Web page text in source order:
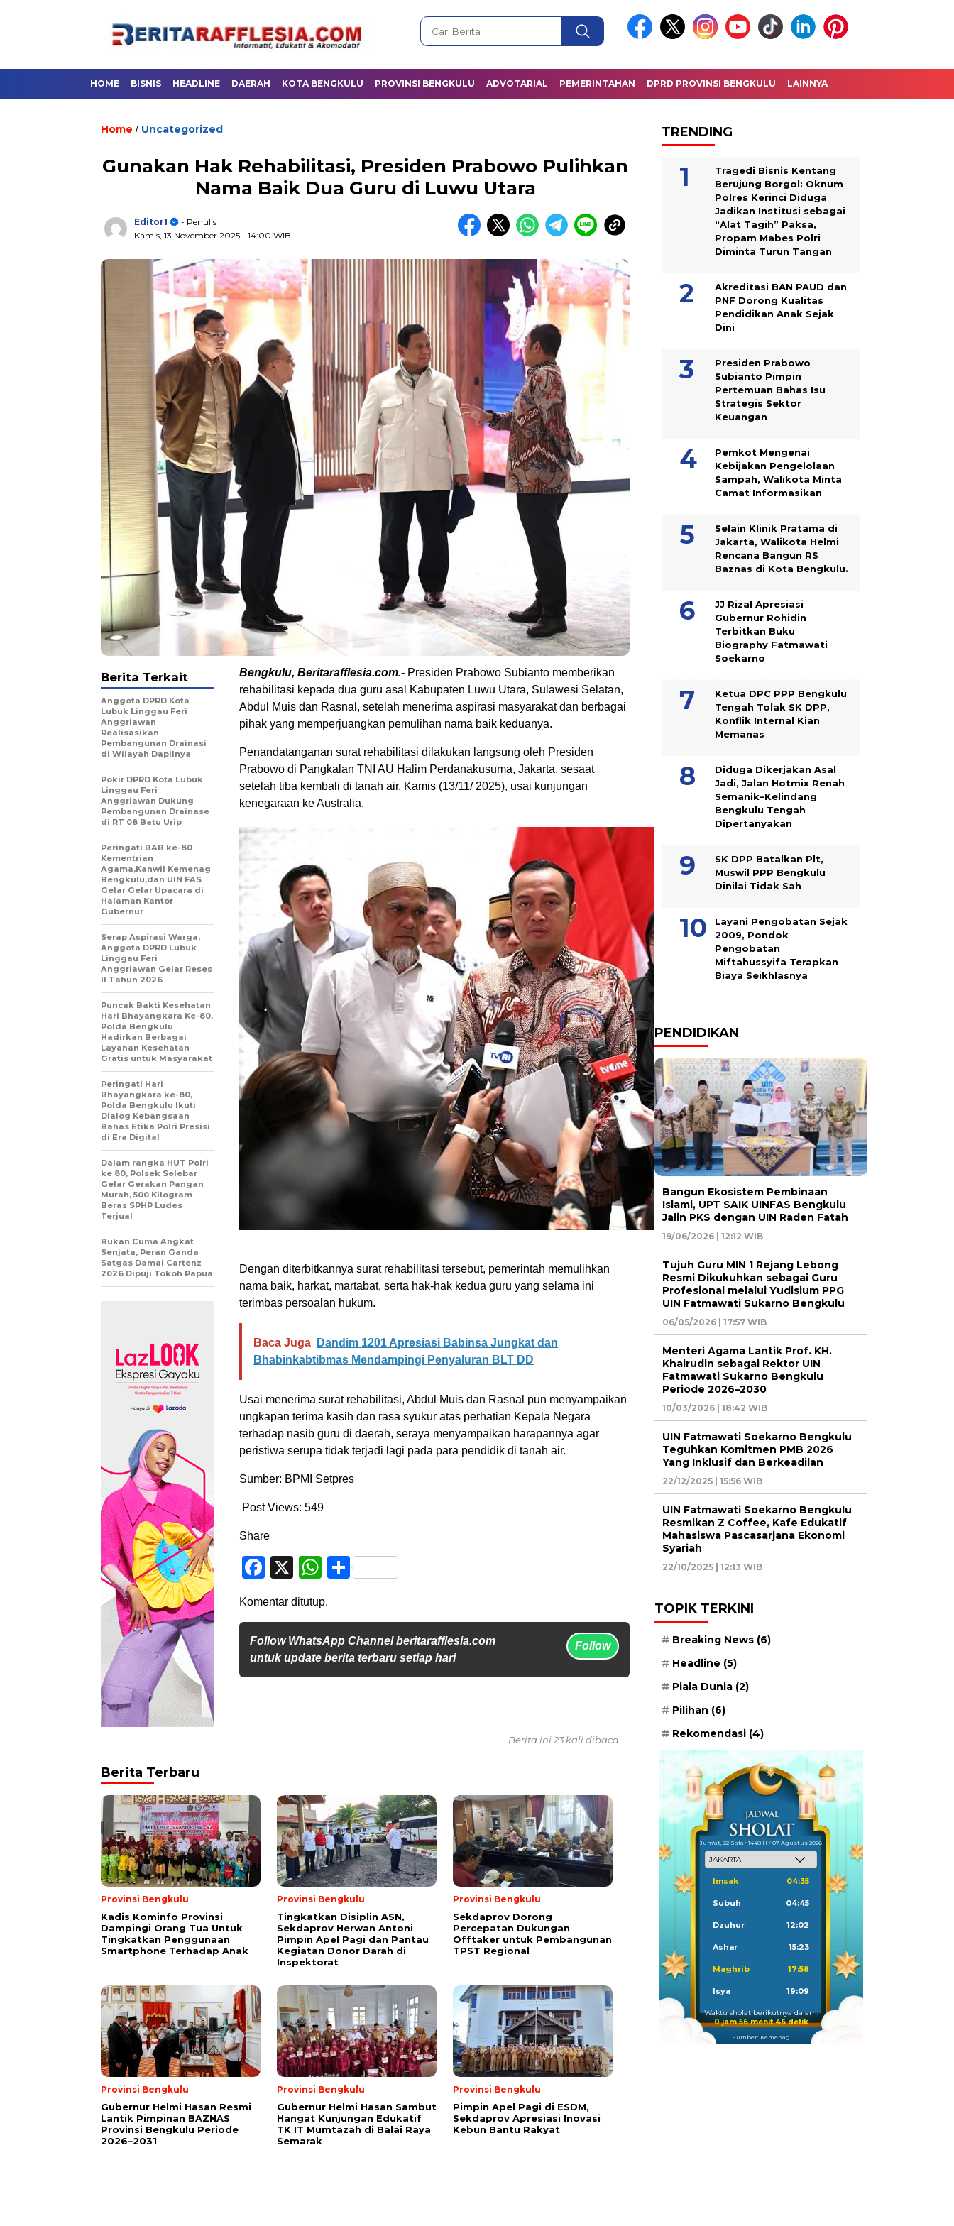
HOME BISNIS HEADLINE DAERAH KOTA BENGKULU PROVINSI BENGKULU ADVOTARIAL PEMERINTAHAN DPRD PROVINSI BENGKULU LAINNYA
Home / Uncategorized
Gunakan Hak Rehabilitasi, Presiden Prabowo Pulihkan
Nama Baik Dua Guru di Luwu Utara
Editor1
- Penulis
Kamis, 13 November 2025 - 14:00 WIB
Bengkulu, Beritarafflesia.com.- Presiden Prabowo Subianto memberikan
rehabilitasi kepada dua guru asal Kabupaten Luwu Utara, Sulawesi Selatan,
Abdul Muis dan Rasnal, setelah menerima aspirasi masyarakat dan berbagai
pihak yang memperjuangkan pemulihan nama baik keduanya.
Penandatanganan surat rehabilitasi dilakukan langsung oleh Presiden
Prabowo di Pangkalan TNI AU Halim Perdanakusuma, Jakarta, sesaat
setelah tiba kembali di tanah air, Kamis (13/11/ 2025), usai kunjungan
kenegaraan ke Australia.
Dengan diterbitkannya surat rehabilitasi tersebut, pemerintah memulihkan
nama baik, harkat, martabat, serta hak-hak kedua guru yang selama ini
terimbas persoalan hukum.
Baca Juga
Dandim 1201 Apresiasi Babinsa Jungkat dan
Bhabinkabtibmas Mendampingi Penyaluran BLT DD
Usai menerima surat rehabilitasi, Abdul Muis dan Rasnal pun menyampaikan
ungkapan terima kasih dan rasa syukur atas perhatian Kepala Negara
terhadap nasib guru di daerah, seraya menyampaikan harapannya agar
peristiwa serupa tidak terjadi lagi pada para pendidik di tanah air.
Sumber: BPMI Setpres
Post Views: 549
Share
Facebook
X WhatsApp
Share
Komentar ditutup.
Follow WhatsApp Channel beritarafflesia.com
untuk update berita terbaru setiap hari
Follow
Berita Terkait
Anggota DPRD Kota
Lubuk Linggau Feri
Anggriawan
Realisasikan
Pembangunan Drainasi
di Wilayah Dapilnya
Pokir DPRD Kota Lubuk
Linggau Feri
Anggriawan Dukung
Pembangunan Drainase
di RT 08 Batu Urip
Peringati BAB ke-80
Kementrian
Agama,Kanwil Kemenag
Bengkulu,dan UIN FAS
Gelar Gelar Upacara di
Halaman Kantor
Gubernur
Serap Aspirasi Warga,
Anggota DPRD Lubuk
Linggau Feri
Anggriawan Gelar Reses
II Tahun 2026
Puncak Bakti Kesehatan
Hari Bhayangkara Ke-80,
Polda Bengkulu
Hadirkan Berbagai
Layanan Kesehatan
Gratis untuk Masyarakat
Peringati Hari
Bhayangkara ke-80,
Polda Bengkulu Ikuti
Dialog Kebangsaan
Bahas Etika Polri Presisi
di Era Digital
Dalam rangka HUT Polri
ke 80, Polsek Selebar
Gelar Gerakan Pangan
Murah, 500 Kilogram
Beras SPHP Ludes
Terjual
Bukan Cuma Angkat
Senjata, Peran Ganda
Satgas Damai Cartenz
2026 Dipuji Tokoh Papua
Berita ini 23 kali dibaca
Berita Terbaru
Provinsi Bengkulu
Kadis Kominfo Provinsi
Dampingi Orang Tua Untuk
Tingkatkan Penggunaan
Smartphone Terhadap Anak
Provinsi Bengkulu
Tingkatkan Disiplin ASN,
Sekdaprov Herwan Antoni
Pimpin Apel Pagi dan Pantau
Kegiatan Donor Darah di
Inspektorat
Provinsi Bengkulu
Sekdaprov Dorong
Percepatan Dukungan
Offtaker untuk Pembangunan
TPST Regional
Provinsi Bengkulu
Gubernur Helmi Hasan Resmi
Lantik Pimpinan BAZNAS
Provinsi Bengkulu Periode
2026–2031
Provinsi Bengkulu
Gubernur Helmi Hasan Sambut
Hangat Kunjungan Edukatif
TK IT Mumtazah di Balai Raya
Semarak
Provinsi Bengkulu
Pimpin Apel Pagi di ESDM,
Sekdaprov Apresiasi Inovasi
Kebun Bantu Rakyat
TRENDING
Tragedi Bisnis Kentang
Berujung Borgol: Oknum
Polres Kerinci Diduga
Jadikan Institusi sebagai
“Alat Tagih” Paksa,
Propam Mabes Polri
Diminta Turun Tangan
Akreditasi BAN PAUD dan
PNF Dorong Kualitas
Pendidikan Anak Sejak
Dini
Presiden Prabowo
Subianto Pimpin
Pertemuan Bahas Isu
Strategis Sektor
Keuangan
Pemkot Mengenai
Kebijakan Pengelolaan
Sampah, Walikota Minta
Camat Informasikan
Selain Klinik Pratama di
Jakarta, Walikota Helmi
Rencana Bangun RS
Baznas di Kota Bengkulu.
JJ Rizal Apresiasi
Gubernur Rohidin
Terbitkan Buku
Biography Fatmawati
Soekarno
Ketua DPC PPP Bengkulu
Tengah Tolak SK DPP,
Konflik Internal Kian
Memanas
Diduga Dikerjakan Asal
Jadi, Jalan Hotmix Renah
Semanik–Kelindang
Bengkulu Tengah
Dipertanyakan
SK DPP Batalkan Plt,
Muswil PPP Bengkulu
Dinilai Tidak Sah
Layani Pengobatan Sejak
2009, Pondok
Pengobatan
Miftahussyifa Terapkan
Biaya Seikhlasnya
PENDIDIKAN
Bangun Ekosistem Pembinaan
Islami, UPT SAIK UINFAS Bengkulu
Jalin PKS dengan UIN Raden Fatah
19/06/2026 | 12:12 WIB
Tujuh Guru MIN 1 Rejang Lebong
Resmi Dikukuhkan sebagai Guru
Profesional melalui Yudisium PPG
UIN Fatmawati Sukarno Bengkulu
06/05/2026 | 17:57 WIB
Menteri Agama Lantik Prof. KH.
Khairudin sebagai Rektor UIN
Fatmawati Sukarno Bengkulu
Periode 2026–2030
10/03/2026 | 18:42 WIB
UIN Fatmawati Soekarno Bengkulu
Teguhkan Komitmen PMB 2026
Yang Inklusif dan Berkeadilan
22/12/2025 | 15:56 WIB
UIN Fatmawati Soekarno Bengkulu
Resmikan Z Coffee, Kafe Edukatif
Mahasiswa Pascasarjana Ekonomi
Syariah
22/10/2025 | 12:13 WIB
TOPIK TERKINI
Breaking News (6)
Headline (5)
Piala Dunia (2)
Pilihan (6)
Rekomendasi (4)
Jum'at, 22 Safar 1448 H / 07 Agustus 2026
Imsak 04:35
Subuh 04:45
Dzuhur 12:02
Ashar 15:23
Maghrib 17:58
Isya 19:09
Waktu sholat berikutnya dalam:
0 jam 56 menit 45 detik
Sumber: Kemenag